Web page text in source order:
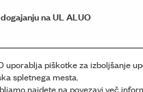
na UL ALUO
uporablja piškotke za izboljšanje
spletnega mesta.
najdete na povezavi več